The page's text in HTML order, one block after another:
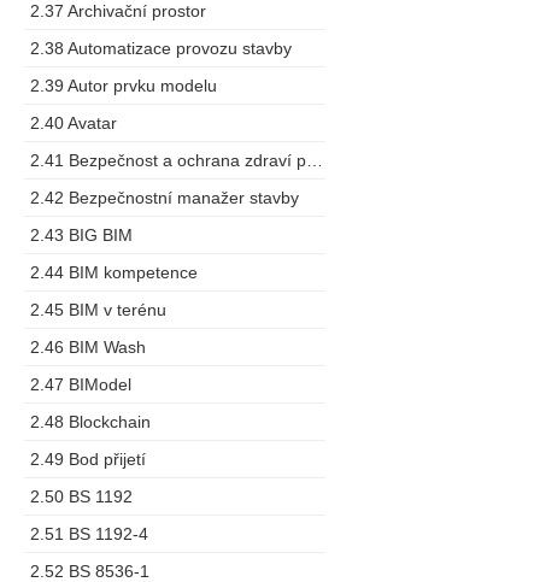
2.37 Archivační prostor
2.38 Automatizace provozu stavby
2.39 Autor prvku modelu
2.40 Avatar
2.42 Bezpečnostní manažer stavby
2.43 BIG BIM
2.44 BIM kompetence
2.45 BIM v terénu
2.46 BIM Wash
2.47 BIModel
2.48 Blockchain
2.49 Bod přijetí
2.50 BS 1192
2.51 BS 1192-4
2.52 BS 8536-1